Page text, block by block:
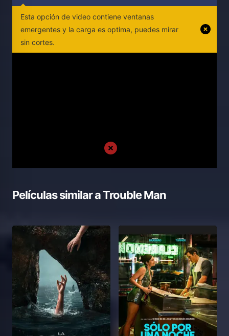
Esta opción de video contiene ventanas
emergentes y la carga es optima, puedes mirar
sin cortes.
Películas similar aTrouble Man